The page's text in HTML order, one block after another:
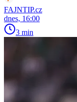
FAJNTIP.cz
dnes, 16:00
3 min